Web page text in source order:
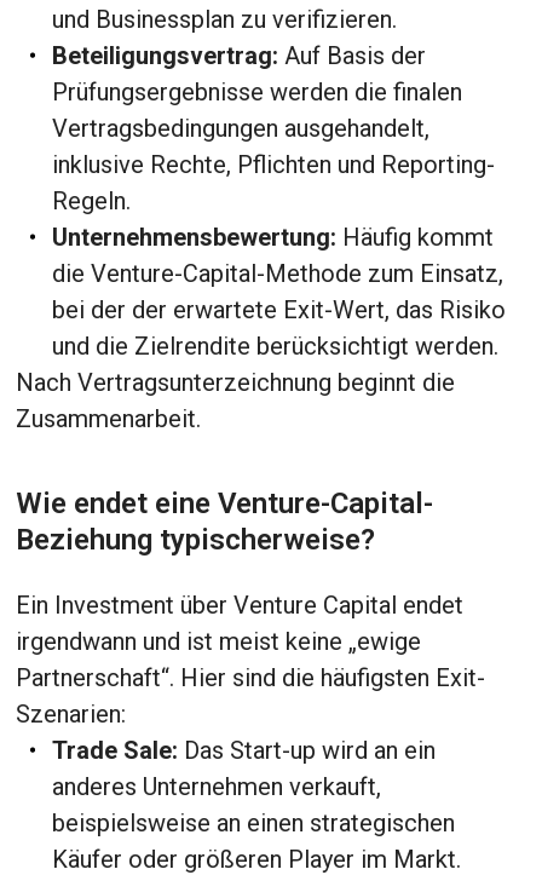
und Businessplan zu verifizieren.
Beteiligungsvertrag: Auf Basis der
Prüfungsergebnisse werden die finalen
Vertragsbedingungen ausgehandelt,
inklusive Rechte, Pflichten und Reporting-
Regeln.
Unternehmensbewertung: Häufig kommt
die Venture-Capital-Methode zum Einsatz,
bei der der erwartete Exit-Wert, das Risiko
und die Zielrendite berücksichtigt werden.
Nach Vertragsunterzeichnung beginnt die
Zusammenarbeit.
Wie endet eine Venture-Capital-
Beziehung typischerweise?
Ein Investment über Venture Capital endet
irgendwann und ist meist keine „ewige
Partnerschaft“. Hier sind die häufigsten Exit-
Szenarien:
Trade Sale: Das Start-up wird an ein
anderes Unternehmen verkauft,
beispielsweise an einen strategischen
Käufer oder größeren Player im Markt.